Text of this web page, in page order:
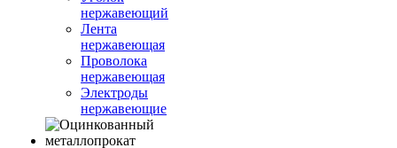
нержавеющий
Лента
нержавеющая
Проволока
нержавеющая
Электроды
нержавеющие